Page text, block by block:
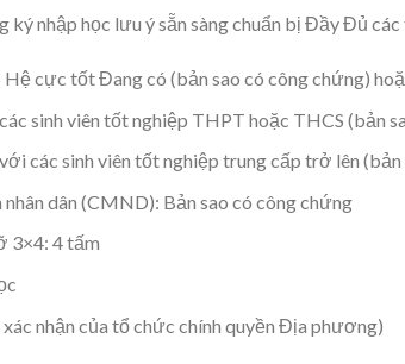
ký nhập học lưu ý sẵn sàng chuẩn bị Đầy Đủ các
cực tốt Đang có (bản sao có công chứng)
sinh viên tốt nghiệp THPT hoặc THCS (bản
các sinh viên tốt nghiệp trung cấp trở lên (bản
dân (CMND): Bản sao có công chứng
3×4: 4 tấm
nhận của tổ chức chính quyền Địa phương)